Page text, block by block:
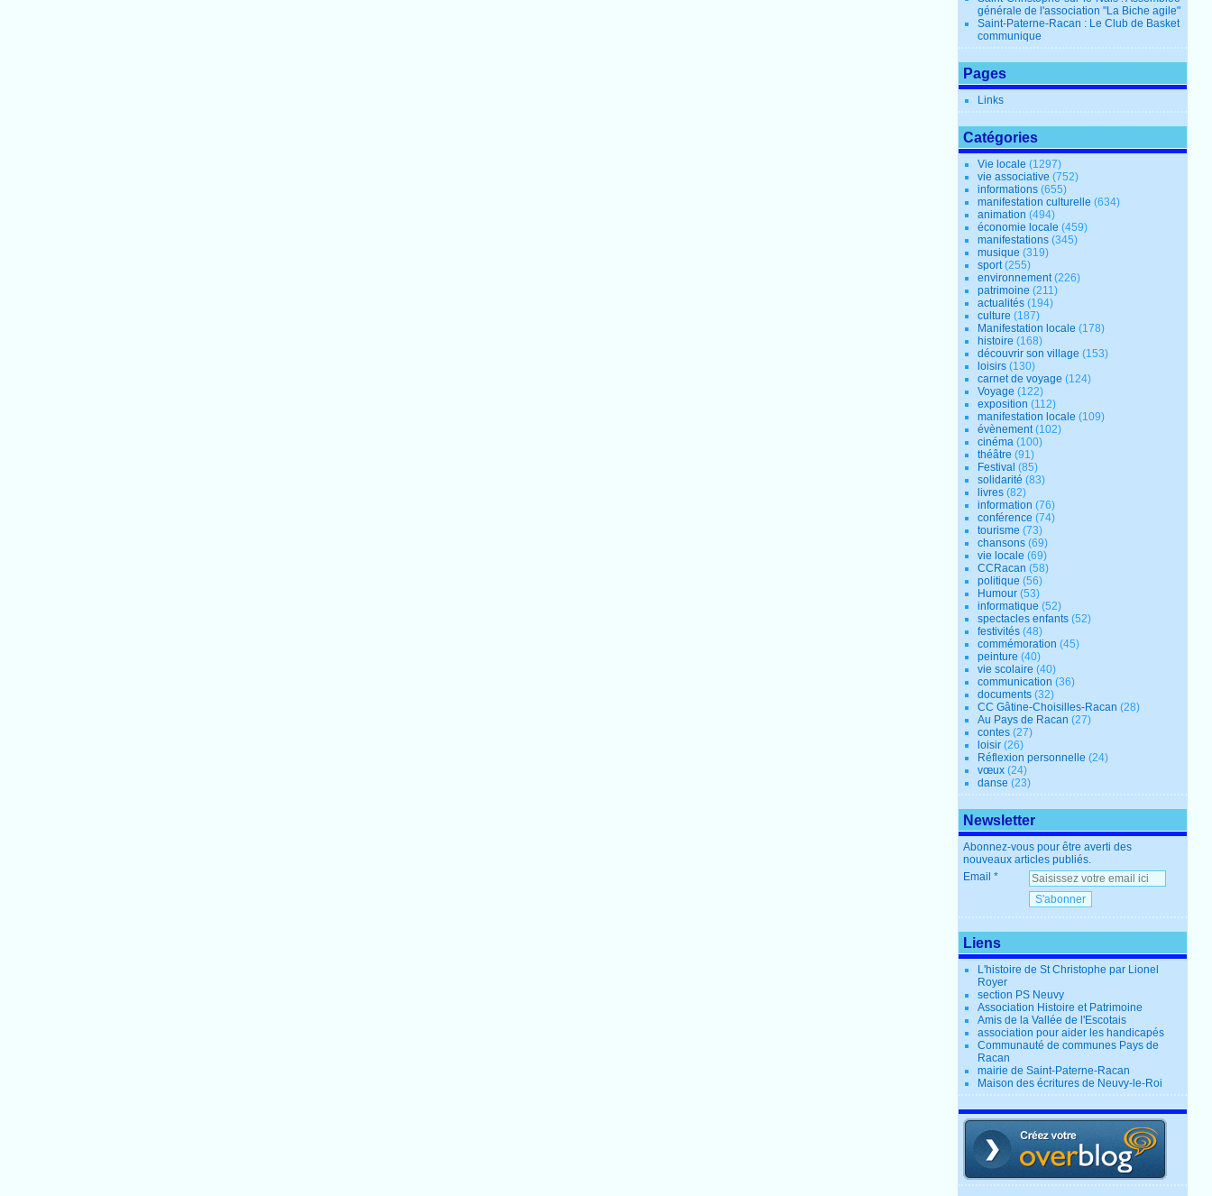
générale de l'association "La Biche agile"
Saint-Paterne-Racan : Le Club de Basket
communique
Pages
Links
Catégories
Vie locale (1297)
vie associative (752)
informations (655)
manifestation culturelle (634)
animation (494)
économie locale (459)
manifestations (345)
musique (319)
sport(255)
environnement(226)
patrimoine (211)
actualités (194)
culture (187)
Manifestation locale (178)
histoire (168)
découvrir son village (153)
loisirs (130)
carnet de voyage (124)
Voyage (122)
exposition (112)
manifestation locale (109)
évènement(102)
cinéma (100)
théâtre (91)
Festival (85)
solidarité (83)
livres (82)
information (76)
conférence (74)
tourisme (73)
chansons (69)
vie locale (69)
CCRacan (58)
politique (56)
Humour (53)
informatique (52)
spectacles enfants (52)
festivités (48)
commémoration (45)
peinture (40)
vie scolaire (40)
communication (36)
documents (32)
CC Gâtine-Choisilles-Racan (28)
Au Pays de Racan (27)
contes (27)
loisir (26)
Réflexion personnelle (24)
vœux (24)
danse (23)
Newsletter
Abonnez-vous pour être averti des
nouveaux articles publiés.
Email
Liens
L'histoire de St Christophe par Lionel
Royer
section PS Neuvy
Association Histoire et Patrimoine
Amis de la Vallée de l'Escotais
association pour aider les handicapés
Communauté de communes Pays de
Racan
mairie de Saint-Paterne-Racan
Maison des écritures de Neuvy-le-Roi